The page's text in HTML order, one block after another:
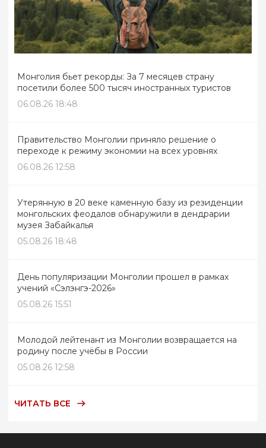
Монголия бьет рекорды: За 7 месяцев страну
посетили более 500 тысяч иностранных туристов
06.08.26 18:48
Правительство Монголии приняло решение о
переходе к режиму экономии на всех уровнях
06.08.26 12:58
Утерянную в 20 веке каменную базу из резиденции
монгольских феодалов обнаружили в дендрарии
музея Забайкалья
05.08.26 18:48
День популяризации Монголии прошел в рамках
учений «Сэлэнгэ-2026»
05.08.26 15:51
Молодой лейтенант из Монголии возвращается на
родину после учёбы в России
05.08.26 12:58
ЧИТАТЬ ВСЕ